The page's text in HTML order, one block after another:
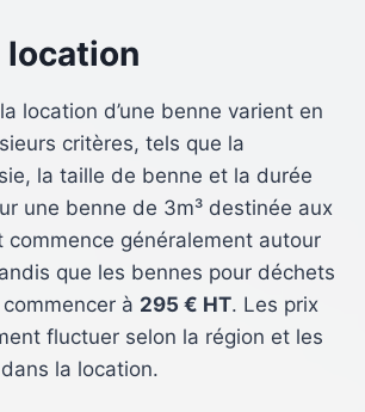
location
location d’une benne varient en
critères, tels que la
la taille de benne et la durée
une benne de 3m³ destinée aux
commence généralement autour
que les bennes pour déchets
à 295 € HT. Les prix
fluctuer selon la région et les
la location.